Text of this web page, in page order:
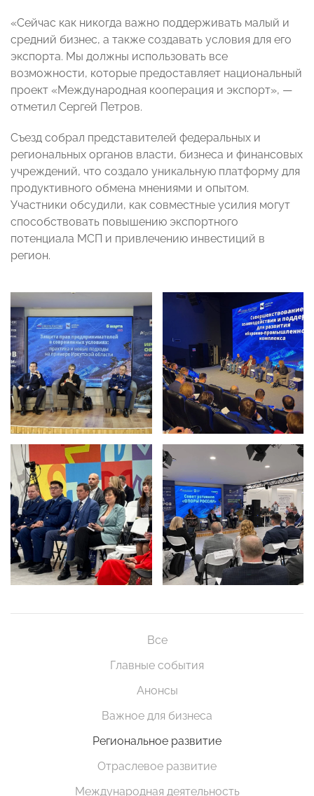
«Сейчас как никогда важно поддерживать малый и
средний бизнес, а также создавать условия для его
экспорта. Мы должны использовать все
возможности, которые предоставляет национальный
проект «Международная кооперация и экспорт», —
отметил Сергей Петров.
Съезд собрал представителей федеральных и
региональных органов власти, бизнеса и финансовых
учреждений, что создало уникальную платформу для
продуктивного обмена мнениями и опытом.
Участники обсудили, как совместные усилия могут
способствовать повышению экспортного
потенциала МСП и привлечению инвестиций в
регион.
Все
Главные события
Анонсы
Важное для бизнеса
Региональное развитие
Отраслевое развитие
Международная деятельность